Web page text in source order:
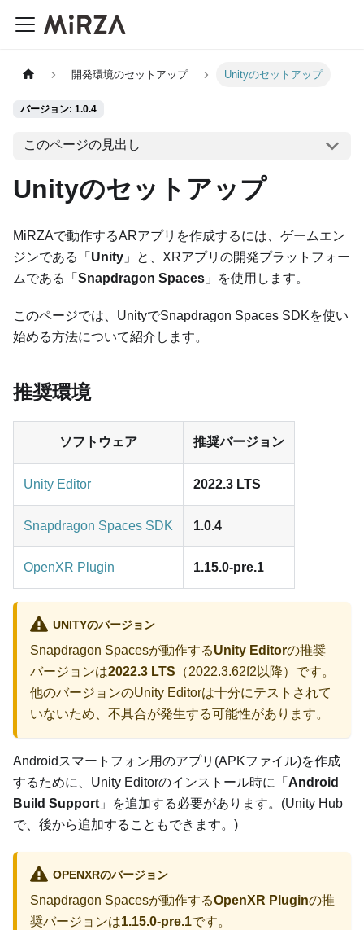
開発環境のセットアップ Unityのセットアップ
バージョン: 1.0.4
このページの見出し
Unityのセットアップ
MiRZAで動作するARアプリを作成するには、ゲームエン
ジンである「 Unity 」と、XRアプリの開発プラットフォー
ムである「 Snapdragon Spaces 」を使用します。
このページでは、UnityでSnapdragon Spaces SDKを使い
始める方法について紹介します。
推奨環境
ソフトウェア 推奨バージョン
Unity Editor 2022.3 LTS
Snapdragon Spaces SDK 1.0.4
OpenXR Plugin 1.15.0-pre.1
UNITYのバージョン
Snapdragon Spacesが動作するUnity Editorの推奨
バージョンは2022.3 LTS （2022.3.62f2以降）です。
他のバージョンのUnity Editorは十分にテストされて
いないため、不具合が発生する可能性があります。
Androidスマートフォン用のアプリ(APKファイル)を作成
するために、Unity Editorのインストール時に「 Android
Build Support 」を追加する必要があります。(Unity Hub
で、後から追加することもできます。)
OPENXRのバージョン
Snapdragon Spacesが動作するOpenXR Pluginの推
奨バージョンは1.15.0-pre.1です。